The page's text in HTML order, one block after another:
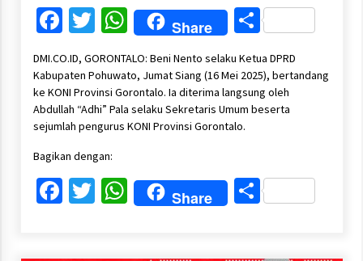
Facebook
Twitter
WhatsApp
Share Share
DMI.CO.ID, GORONTALO: Beni Nento selaku Ketua DPRD
Kabupaten Pohuwato, Jumat Siang (16 Mei 2025), bertandang
ke KONI Provinsi Gorontalo. Ia diterima langsung oleh
Abdullah “Adhi” Pala selaku Sekretaris Umum beserta
sejumlah pengurus KONI Provinsi Gorontalo.
Bagikan dengan:
Facebook
Twitter
WhatsApp
Share Share